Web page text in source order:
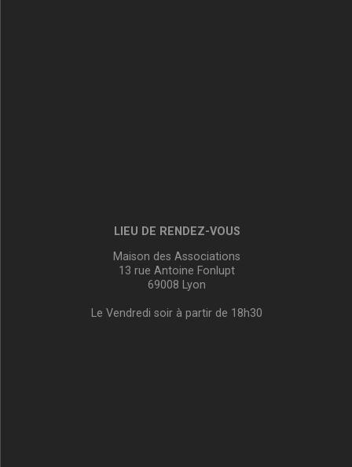
LIEU DE RENDEZ-VOUS
Maison des Associations
13 rue Antoine Fonlupt
69008 Lyon
Le Vendredi soir à partir de 18h30